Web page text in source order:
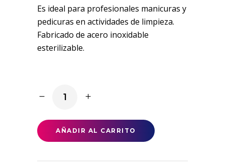
Es ideal para profesionales manicuras y
pedicuras en actividades de limpieza.
Fabricado de acero inoxidable
esterilizable.
quantityAÑADIR AL CARRITO